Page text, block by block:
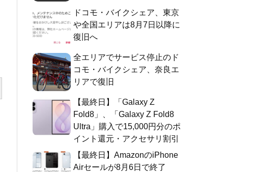
ドコモ・バイクシェア、東京
や全国エリアは8月7日以降に
復旧へ
全エリアでサービス停止のド
コモ・バイクシェア、奈良エ
リアで復旧
【最終日】「Galaxy Z
Fold8」、「Galaxy Z Fold8
Ultra」購入で15,000円分のポ
イント還元・アクセサリ割引
【最終日】AmazonのiPhone
Airセールが8月6日で終了